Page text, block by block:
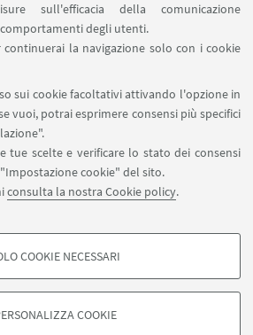
sull'efficacia della comunicazione
degli utenti.
la navigazione solo con i cookie
sui cookie facoltativi attivando l'opzione in
vuoi, potrai esprimere consensi più specifici
tue scelte e verificare lo stato dei consensi
cookie" del sito.
consulta la nostra Cookie policy.
- FACOLTATIVI
base al loro comportamento sul sito, per analisi
COOKIE NECESSARI
COOKIE
IL DIPARTIMENTO SU:
SEGUI UNIBO SU:
APP:
MATER STUDIORUM - Università di
- 40126 Bologna - PI: 01131710376 - CF: